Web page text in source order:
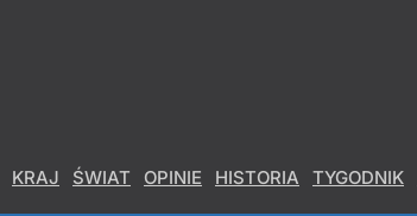
KRAJ ŚWIAT OPINIE HISTORIA TYGODNIK